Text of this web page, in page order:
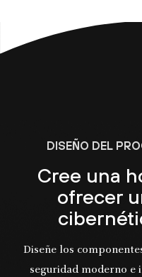
DISEÑO DEL
Cree una
ofrecer
Diseñe los
seguridad moderno e